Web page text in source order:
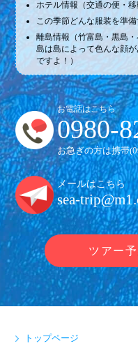
ホテル情報（交通の便・
この季節どんな服装を準
離島情報（竹富島・黒島
島は島によって色んな顔
ですよ！）
お電話はこちら
0980-
お急ぎの方は携帯(
メールはこちら
sea-
ツアー
トップページ